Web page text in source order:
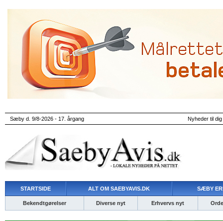
Sæby d. 9/8-2026 - 17. årgang Nyheder til
STARTSIDE ALT OM SAEBYAVIS.DK SÆBY
Bekendtgørelser Diverse nyt Erhvervs nyt